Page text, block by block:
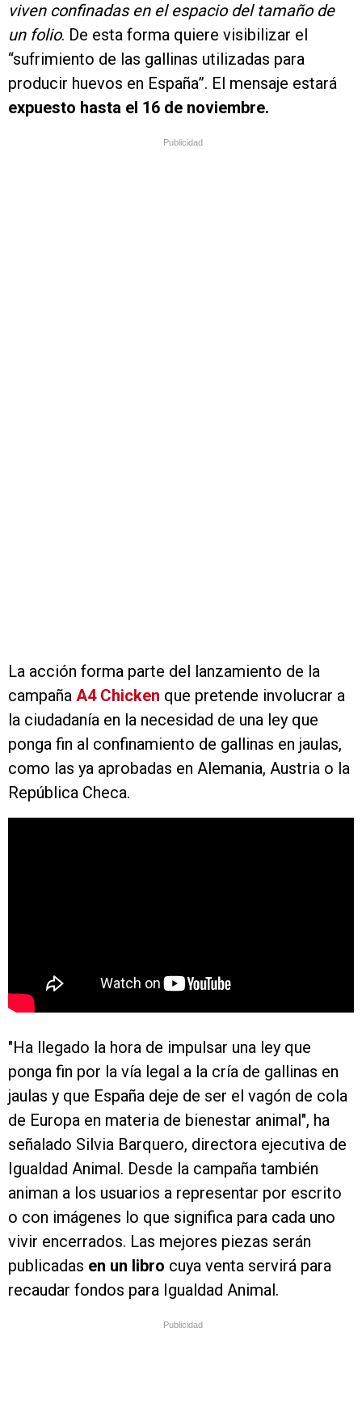
viven confinadas en el espacio del tamaño de
un folio. De esta forma quiere visibilizar el
“sufrimiento de las gallinas utilizadas para
producir huevos en España”. El mensaje estará
expuesto hasta el 16 de noviembre.
Publicidad
La acción forma parte del lanzamiento de la
campaña A4 Chicken que pretende involucrar a
la ciudadanía en la necesidad de una ley que
ponga fin al confinamiento de gallinas en jaulas,
como las ya aprobadas en Alemania, Austria o la
República Checa.
"Ha llegado la hora de impulsar una ley que
ponga fin por la vía legal a la cría de gallinas en
jaulas y que España deje de ser el vagón de cola
de Europa en materia de bienestar animal", ha
señalado Silvia Barquero, directora ejecutiva de
Igualdad Animal. Desde la campaña también
animan a los usuarios a representar por escrito
o con imágenes lo que significa para cada uno
vivir encerrados. Las mejores piezas serán
publicadas en un libro cuya venta servirá para
recaudar fondos para Igualdad Animal.
Publicidad